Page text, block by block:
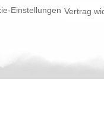
Einstellungen Vertrag